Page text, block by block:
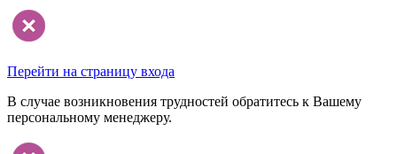
Перейти на страницу входа
В случае возникновения трудностей обратитесь к Вашему
персональному менеджеру.